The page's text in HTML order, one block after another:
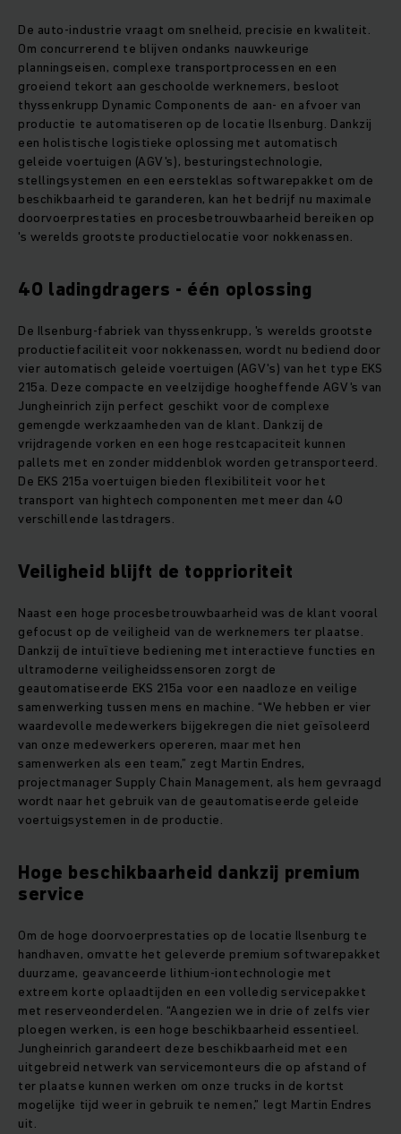
De auto-industrie vraagt om snelheid, precisie en kwaliteit.
Om concurrerend te blijven ondanks nauwkeurige
planningseisen, complexe transportprocessen en een
groeiend tekort aan geschoolde werknemers, besloot
thyssenkrupp Dynamic Components de aan- en afvoer van
productie te automatiseren op de locatie Ilsenburg. Dankzij
een holistische logistieke oplossing met automatisch
geleide voertuigen (AGV's), besturingstechnologie,
stellingsystemen en een eersteklas softwarepakket om de
beschikbaarheid te garanderen, kan het bedrijf nu maximale
doorvoerprestaties en procesbetrouwbaarheid bereiken op
's werelds grootste productielocatie voor nokkenassen.
40 ladingdragers - één oplossing
De Ilsenburg-fabriek van thyssenkrupp, 's werelds grootste
productiefaciliteit voor nokkenassen, wordt nu bediend door
vier automatisch geleide voertuigen (AGV's) van het type EKS
215a. Deze compacte en veelzijdige hoogheffende AGV's van
Jungheinrich zijn perfect geschikt voor de complexe
gemengde werkzaamheden van de klant. Dankzij de
vrijdragende vorken en een hoge restcapaciteit kunnen
pallets met en zonder middenblok worden getransporteerd.
De EKS 215a voertuigen bieden flexibiliteit voor het
transport van hightech componenten met meer dan 40
verschillende lastdragers.
Veiligheid blijft de topprioriteit
Naast een hoge procesbetrouwbaarheid was de klant vooral
gefocust op de veiligheid van de werknemers ter plaatse.
Dankzij de intuïtieve bediening met interactieve functies en
ultramoderne veiligheidssensoren zorgt de
geautomatiseerde EKS 215a voor een naadloze en veilige
samenwerking tussen mens en machine. “We hebben er vier
waardevolle medewerkers bijgekregen die niet geïsoleerd
van onze medewerkers opereren, maar met hen
samenwerken als een team,” zegt Martin Endres,
projectmanager Supply Chain Management, als hem gevraagd
wordt naar het gebruik van de geautomatiseerde geleide
voertuigsystemen in de productie.
Hoge beschikbaarheid dankzij premium
service
Om de hoge doorvoerprestaties op de locatie Ilsenburg te
handhaven, omvatte het geleverde premium softwarepakket
duurzame, geavanceerde lithium-iontechnologie met
extreem korte oplaadtijden en een volledig servicepakket
met reserveonderdelen. “Aangezien we in drie of zelfs vier
ploegen werken, is een hoge beschikbaarheid essentieel.
Jungheinrich garandeert deze beschikbaarheid met een
uitgebreid netwerk van servicemonteurs die op afstand of
ter plaatse kunnen werken om onze trucks in de kortst
mogelijke tijd weer in gebruik te nemen,” legt Martin Endres
uit.